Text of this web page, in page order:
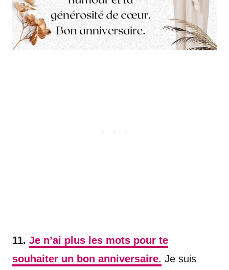
11. Je n’ai plus les mots pour te
souhaiter un bon anniversaire. Je suis